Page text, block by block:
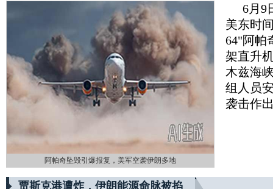
阿帕奇坠毁引爆报复，美军空袭伊朗多地
6月9
美东时
64"阿帕
架直升
木兹海
组人员
袭击作
贾斯克港遭炸，伊朗能源命脉被掐